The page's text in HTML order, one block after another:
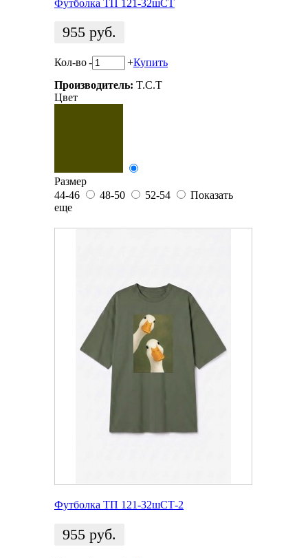
Футболка ТП 121-32шСТ
955 руб.
Кол-во- +Купить
Производитель: T.C.T
Цвет
Размер
44-46
48-50 52-54
Показать
еще
Футболка ТП 121-32шСТ-2
955 руб.